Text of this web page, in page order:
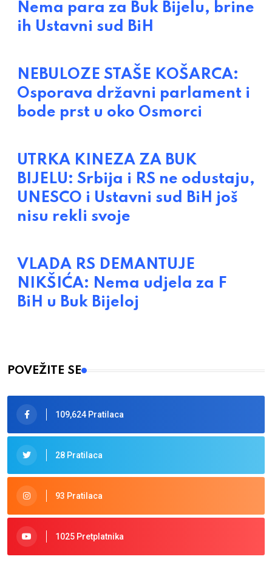
Nema para za Buk Bijelu, brine
ih Ustavni sud BiH
NEBULOZE STAŠE KOŠARCA:
Osporava državni parlament i
bode prst u oko Osmorci
UTRKA KINEZA ZA BUK
BIJELU: Srbija i RS ne odustaju,
UNESCO i Ustavni sud BiH još
nisu rekli svoje
VLADA RS DEMANTUJE
NIKŠIĆA: Nema udjela za F
BiH u Buk Bijeloj
POVEŽITE SE
109,624 Pratilaca
28 Pratilaca
93 Pratilaca
1025 Pretplatnika